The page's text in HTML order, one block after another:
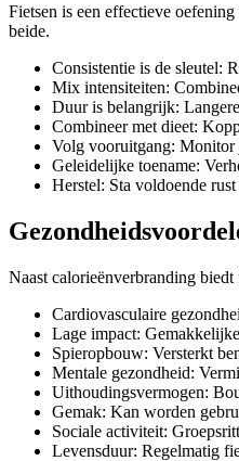
Fietsen is een effectieve
beide.
Consistentie is de sleutel:
Mix intensiteiten:
Duur is belangrijk:
Combineer met dieet:
Volg vooruitgang: Monitor
Geleidelijke toename:
Herstel: Sta voldoende rust
Naast calorieënverbranding
Cardiovasculaire
Lage impact:
Spieropbouw: Versterkt
Mentale gezondheid:
Uithoudingsvermogen:
Gemak: Kan worden
Sociale activiteit:
Levensduur: Regelmatig